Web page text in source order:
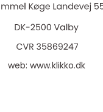
web: www.klikko.dk